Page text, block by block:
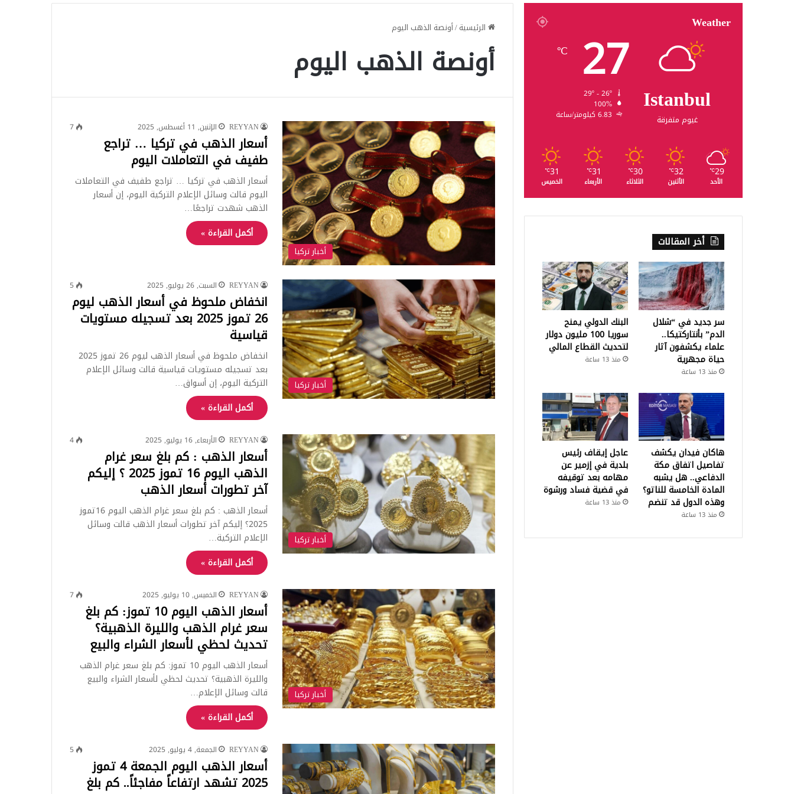
الرئيسية/أونصة الذهب اليوم
أونصة الذهب اليوم
أخبار تركيا
REYYAN الإثنين, 11 أغسطس, 2025 7
أسعار الذهب في تركيا … تراجع
طفيف في التعاملات اليوم
أسعار الذهب في تركيا … تراجع طفيف في التعاملات
اليوم قالت وسائل الإعلام التركية اليوم، إن أسعار
الذهب شهدت تراجعًا…
أكمل القراءة »
أخبار تركيا
REYYAN السبت, 26 يوليو, 2025 5
انخفاض ملحوظ في أسعار الذهب ليوم
26 تموز 2025 بعد تسجيله مستويات
قياسية
انخفاض ملحوظ في أسعار الذهب ليوم 26 تموز 2025
بعد تسجيله مستويات قياسية قالت وسائل الإعلام
التركية اليوم، إن أسواق…
أكمل القراءة »
أخبار تركيا
REYYAN الأربعاء, 16 يوليو, 2025 4
أسعار الذهب : كم بلغ سعر غرام
الذهب اليوم 16 تموز 2025 ؟ إليكم
آخر تطورات أسعار الذهب
أسعار الذهب : كم بلغ سعر غرام الذهب اليوم 16تموز
2025؟ إليكم آخر تطورات أسعار الذهب قالت وسائل
الإعلام التركية…
أكمل القراءة »
أخبار تركيا
REYYAN الخميس, 10 يوليو, 2025 7
أسعار الذهب اليوم 10 تموز: كم بلغ
سعر غرام الذهب والليرة الذهبية؟
تحديث لحظي لأسعار الشراء والبيع
أسعار الذهب اليوم 10 تموز: كم بلغ سعر غرام الذهب
والليرة الذهبية؟ تحديث لحظي لأسعار الشراء والبيع
قالت وسائل الإعلام…
أكمل القراءة »
REYYAN الجمعة, 4 يوليو, 2025 5
أسعار الذهب اليوم الجمعة 4 تموز
2025 تشهد ارتفاعاً مفاجئاً.. كم بلغ
Weather
Istanbul
غيوم متفرقة
27
℃
100%
6.83 كيلومتر/ساعة
29
℃
الأحد
32
℃
الأثنين
30
℃
الثلاثاء
31
℃
الأربعاء
31
℃
الخميس
أخر المقالات
سر جديد في “شلال
الدم” بأنتاركتيكا..
علماء يكشفون آثار
حياة مجهرية
منذ 13 ساعة
البنك الدولي يمنح
سوريا 100 مليون دولار
لتحديث القطاع المالي
منذ 13 ساعة
هاكان فيدان يكشف
تفاصيل اتفاق مكة
الدفاعي.. هل يشبه
المادة الخامسة للناتو؟
وهذه الدول قد تنضم
منذ 13 ساعة
عاجل إيقاف رئيس
بلدية في إزمير عن
مهامه بعد توقيفه
في قضية فساد ورشوة
منذ 13 ساعة